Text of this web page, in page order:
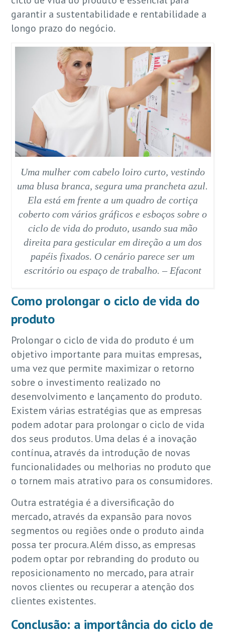
garantir a sustentabilidade e rentabilidade a
longo prazo do negócio.
Uma mulher com cabelo loiro curto, vestindo
uma blusa branca, segura uma prancheta azul.
Ela está em frente a um quadro de cortiça
coberto com vários gráficos e esboços sobre o
ciclo de vida do produto, usando sua mão
direita para gesticular em direção a um dos
papéis fixados. O cenário parece ser um
escritório ou espaço de trabalho. – Efacont
Como prolongar o ciclo de vida do
produto
Prolongar o ciclo de vida do produto é um
objetivo importante para muitas empresas,
uma vez que permite maximizar o retorno
sobre o investimento realizado no
desenvolvimento e lançamento do produto.
Existem várias estratégias que as empresas
podem adotar para prolongar o ciclo de vida
dos seus produtos. Uma delas é a inovação
contínua, através da introdução de novas
funcionalidades ou melhorias no produto que
o tornem mais atrativo para os consumidores.
Outra estratégia é a diversificação do
mercado, através da expansão para novos
segmentos ou regiões onde o produto ainda
possa ter procura. Além disso, as empresas
podem optar por rebranding do produto ou
reposicionamento no mercado, para atrair
novos clientes ou recuperar a atenção dos
clientes existentes.
Conclusão: a importância do ciclo de